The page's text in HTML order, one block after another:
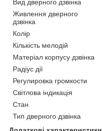
Вид дверного дзвінка
Живлення дверного
дзвінка
Колір
Кількість мелодій
Матеріал корпусу дзвінка
Радіус дії
Регулировка громкости
Світлова індикація
Стан
Тип дверного дзвінка